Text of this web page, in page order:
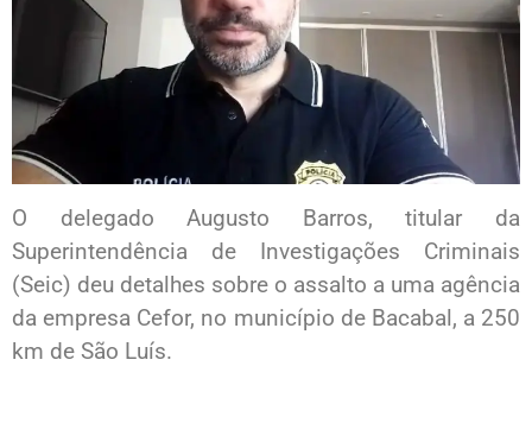
O delegado Augusto Barros, titular da
Superintendência de Investigações Criminais
(Seic) deu detalhes sobre o assalto a uma agência
da empresa Cefor, no município de Bacabal, a 250
km de São Luís.